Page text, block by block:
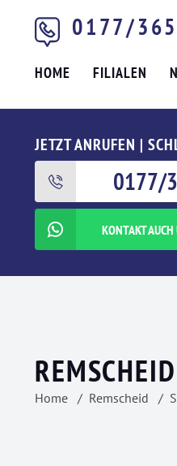
0177/
HOME FILIALEN
JETZT ANRUFEN |
0177/
KONTAKT
Home Remscheid